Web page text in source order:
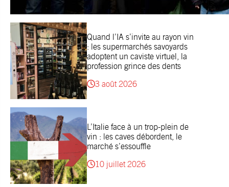
Quand l’IA s’invite au rayon vin
: les supermarchés savoyards
adoptent un caviste virtuel, la
profession grince des dents
3 août 2026
L’Italie face à un trop-plein de
vin : les caves débordent, le
marché s’essouffle
10 juillet 2026